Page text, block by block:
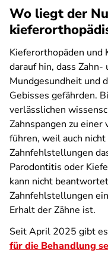
Wo liegt der
Kieferorthopäden und
darauf hin, dass
Mundgesundheit und
Gebisses gefährden.
verlässlichen
Zahnspangen zu
führen, weil auch
Zahnfehlstellungen
Parodontitis oder
kann nicht
Zahnfehlstellungen
Erhalt der Zähne ist.
Seit April 2025 gibt
für die Behandlung